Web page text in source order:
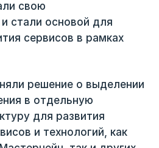
свою
стали основой для
сервисов в рамках
решение о выделении
в отдельную
для развития
и технологий, как